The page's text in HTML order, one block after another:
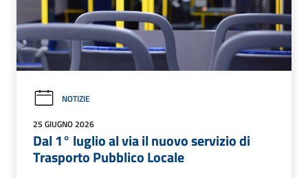
NOTIZIE
25 GIUGNO 2026
Dal 1° luglio al via il nuovo servizio di
Trasporto Pubblico Locale